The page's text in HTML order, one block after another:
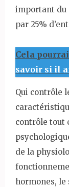
important du
par 25%
Cela
savoir si il
Qui contrôle
contrôle tout
de la
hormones, le